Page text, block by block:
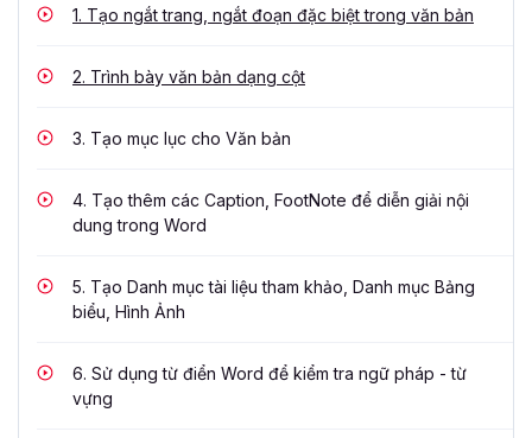
1. Tạo ngắt trang, ngắt đoạn đặc biệt trong văn bản
2. Trình bày văn bản dạng cột
3. Tạo mục lục cho Văn bản
4. Tạo thêm các Caption, FootNote để diễn giải nội
dung trong Word
5. Tạo Danh mục tài liệu tham khảo, Danh mục Bảng
biểu, Hình Ảnh
6. Sử dụng từ điển Word để kiểm tra ngữ pháp - từ
vựng